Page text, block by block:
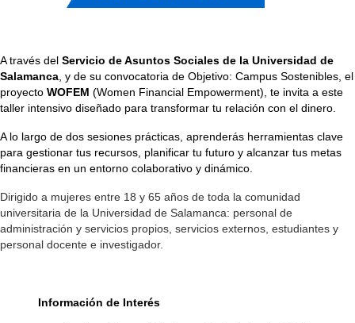
A través del Servicio de Asuntos Sociales de la Universidad de
Salamanca , y de su convocatoria de Objetivo: Campus Sostenibles, el
proyecto WOFEM (Women Financial Empowerment), te invita a este
taller intensivo diseñado para transformar tu relación con el dinero.
A lo largo de dos sesiones prácticas, aprenderás herramientas clave
para gestionar tus recursos, planificar tu futuro y alcanzar tus metas
financieras en un entorno colaborativo y dinámico.
Dirigido a mujeres entre 18 y 65 años de toda la comunidad
universitaria de la Universidad de Salamanca: personal de
administración y servicios propios, servicios externos, estudiantes y
personal docente e investigador.
Información de Interés